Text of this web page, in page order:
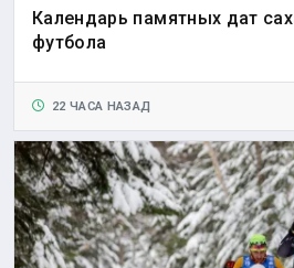
Календарь памятных дат
футбола
22 ЧАСА НАЗАД